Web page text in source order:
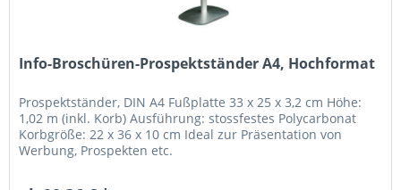
Info-Broschüren-Prospektständer A4, Hochformat
Prospektständer, DIN A4 Fußplatte 33 x 25 x 3,2 cm Höhe:
1,02 m (inkl. Korb) Ausführung: stossfestes Polycarbonat
Korbgröße: 22 x 36 x 10 cm Ideal zur Präsentation von
Werbung, Prospekten etc.